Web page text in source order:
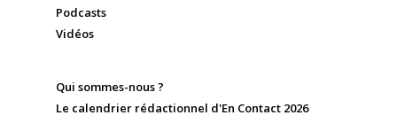
Podcasts
Vidéos
Qui sommes-nous ?
Le calendrier rédactionnel d'En Contact 2026